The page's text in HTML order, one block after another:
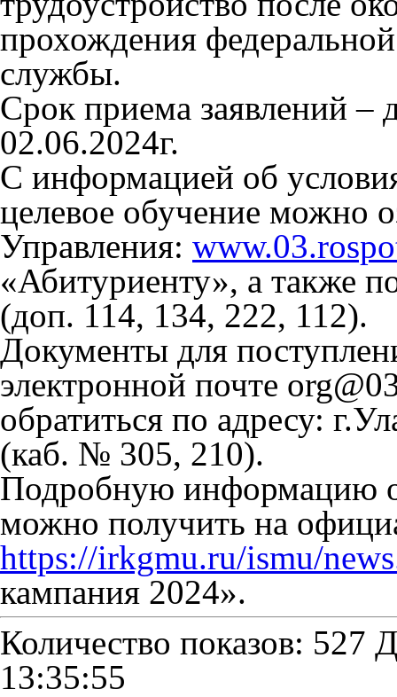
прохождения
службы.
Срок приема заявлений –
02.06.2024г.
С информацией об
целевое обучение можно
Управления:
«Абитуриенту», а также
(доп. 114, 134, 222, 112).
Документы для
электронной почте
обратиться по адресу:
(каб. № 305, 210).
Подробную информацию
можно получить на
https://irkgmu.ru/ismu/
кампания 2024».
Количество показов: 527
13:35:55